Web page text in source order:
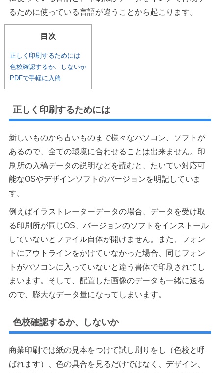
るために使っている言語が違うことから起こります。
目次
正しく印刷するためには
色校確認するか、しないか
PDFで手軽に入稿
正しく印刷するためには
新しいものから古いものまで様々なパソコン、ソフトが
あるので、全ての環境に合わせることは出来ません。印
刷所の入稿データの説明などを読むと、たいてい対応可
能なOSやデザインソフトのバージョンを明記していま
す。
例えばイラストレーターデータの場合、データを受け取
る印刷所が同じOS、バージョンのソフトをインストール
していないとファイル自体が開けません。また、フォン
トにアウトラインをかけていなかった場合、同じフォン
トがパソコンに入っていないと違う書体で印刷されてし
まいます。そして、配置した画像のデータも一緒に送る
ので、膨大なデータ量になってしまいます。
色校確認するか、しないか
商業印刷では紙の見本をつけて試し刷りをし（色校と呼
ばれます）、色の具合を見るだけではなく、デザイン、